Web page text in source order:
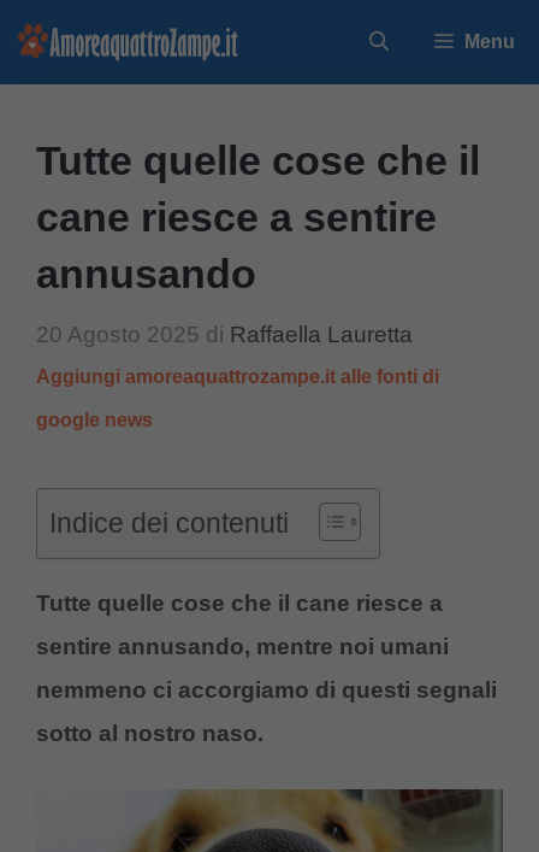
Vai
Menu
Tutte quelle cose che il
cane riesce a sentire
annusando
20 Agosto 2025 di Raffaella Lauretta
Aggiungi amoreaquattrozampe.it alle fonti di
google news
Indice dei contenuti
Tutte quelle cose che il cane riesce a
sentire annusando, mentre noi umani
nemmeno ci accorgiamo di questi segnali
sotto al nostro naso.